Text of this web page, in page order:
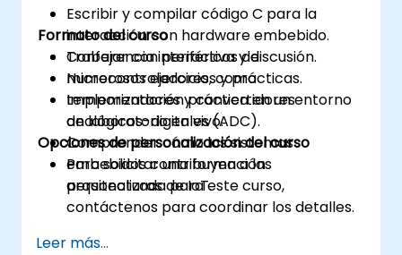
Escribir y compilar código C para la
interacción con hardware embebido.
Trabajar con periféricos de
microcontroladores, como
temporizadores y convertidores
analógicos-digitales (ADC).
Comprender cómo los sistemas
embebidos contribuyen a las
arquitecturas de IoT.
Formato del curso
Conferencia interactiva y discusión.
Numerosos ejercicios y prácticas.
Implementación práctica en un entorno
de laboratorio en vivo.
Opciones de personalización del curso
Para solicitar una formación
personalizada para este curso,
contáctenos para coordinar los detalles.
Leer más...